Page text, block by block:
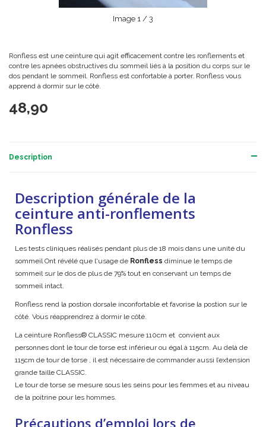
Image 1 / 3
Ronfless est une ceinture qui agit efficacement contre les ronflements et
contre les apnées obstructives du sommeil liés à la position du corps sur le
dos pendant le sommeil. Ronfless est confortable à porter. Ronfless vous
apprend à dormir sur le côté.
48,90
Description
Description générale de la
ceinture anti-ronflements
Ronfless
Les tests cliniques réalisés pendant plus de 18 mois dans une unité du
sommeil Ont révélé que l'usage de Ronfless diminue le temps de
sommeil sur le dos de plus de 79% tout en conservant un temps de
sommeil intact.
Ronfless rend la postion dorsale inconfortable et favorise la postion sur le
côté. Vous réapprendrez à dormir le côté.
La ceinture Ronfless® CLASSIC mesure 110cm et convient aux
personnes dont le tour de torse est inférieur ou égal à 115cm. Au delà de
115cm de tour de torse , il est nécessaire de commander aussi l’extension
grande taille CLASSIC.
Le tour de torse se mesure sous les seins pour les femmes et au niveau
de la poitrine pour les hommes.
Précautions d’emploi lors de